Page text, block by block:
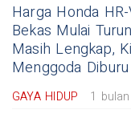
Harga Honda
Bekas Mulai
Masih Lengkap,
Menggoda Diburu
GAYA HIDUP 1 bulan